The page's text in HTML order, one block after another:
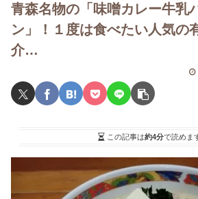
青森名物の「味噌カレー牛乳
ン」！１度は食べたい人気の
介…
この記事は約4分で読めま